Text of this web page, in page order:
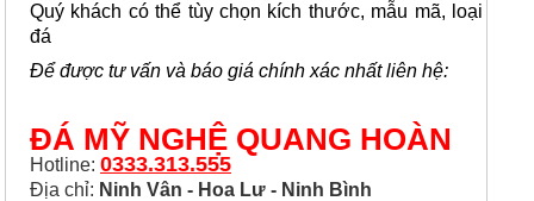
Quý khách có thể tùy chọn kích thước, mẫu mã, loại
đá
Để được tư vấn và báo giá chính xác nhất liên hệ:
ĐÁ MỸ NGHỆ QUANG HOÀN
Hotline: 0333.313.555
Địa chỉ: Ninh Vân - Hoa Lư - Ninh Bình